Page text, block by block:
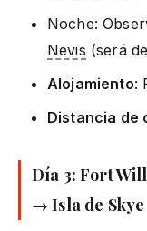
Noche:
Nevis (será
Alojamiento:
Distancia de
Día 3: Fort
→ Isla de Skye